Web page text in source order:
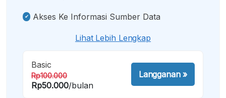
Akses Ke Informasi Sumber Data
Lihat Lebih Lengkap
Basic
Rp100.000
Rp50.000/bulan
Langganan»